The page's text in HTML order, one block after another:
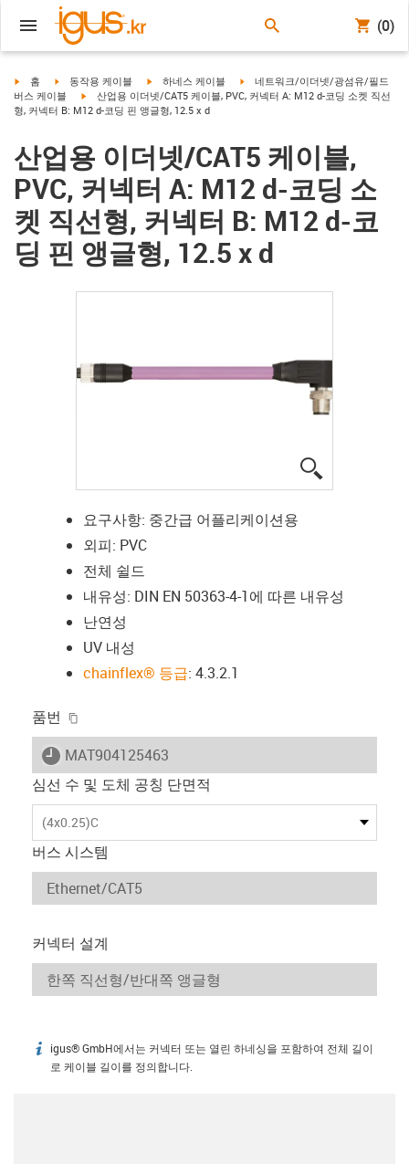
(0)
igus-icon-arrow-right
홈 igus-icon-arrow-right
동작용 케이블 igus-icon-arrow-right
하네스 케이블 igus-icon-arrow-right
네트워크/이더넷/광섬유/필드
버스 케이블
igus-icon-arrow-right
산업용 이더넷/CAT5 케이블, PVC, 커넥터 A: M12 d-코딩 소켓 직선
형, 커넥터 B: M12 d-코딩 핀 앵글형, 12.5 x d
산업용 이더넷/CAT5 케이블,
PVC, 커넥터 A: M12 d-코딩 소
켓 직선형, 커넥터 B: M12 d-코
딩 핀 앵글형, 12.5 x d
요구사항: 중간급 어플리케이션용
외피: PVC
전체 쉴드
내유성: DIN EN 50363-4-1에 따른 내유성
난연성
UV 내성
chainflex® 등급: 4.3.2.1
품번
igus-icon-lieferzeit
MAT904125463
심선 수 및 도체 공칭 단면적
(4x0.25)C
버스 시스템
커넥터 설계
igus-icon-info
igus® GmbH에서는 커넥터 또는 열린 하네싱을 포함하여 전체 길이
로 케이블 길이를 정의합니다.